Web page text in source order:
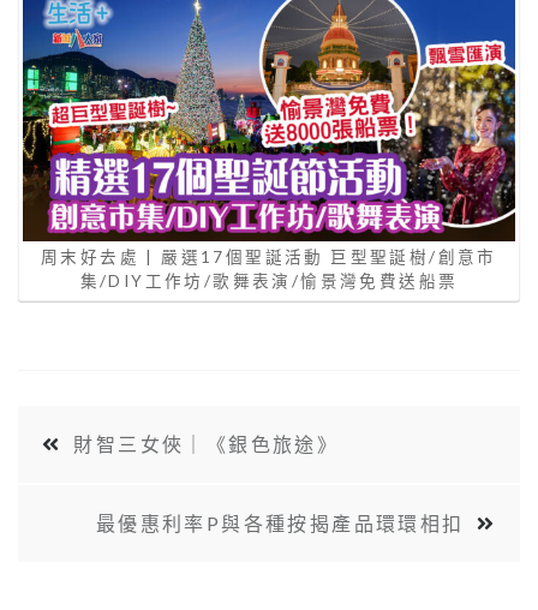
周末好去處 | 嚴選17個聖誕活動 巨型聖誕樹/創意市
集/DIY工作坊/歌舞表演/愉景灣免費送船票
財智三女俠｜《銀色旅途》
最優惠利率P與各種按揭產品環環相扣